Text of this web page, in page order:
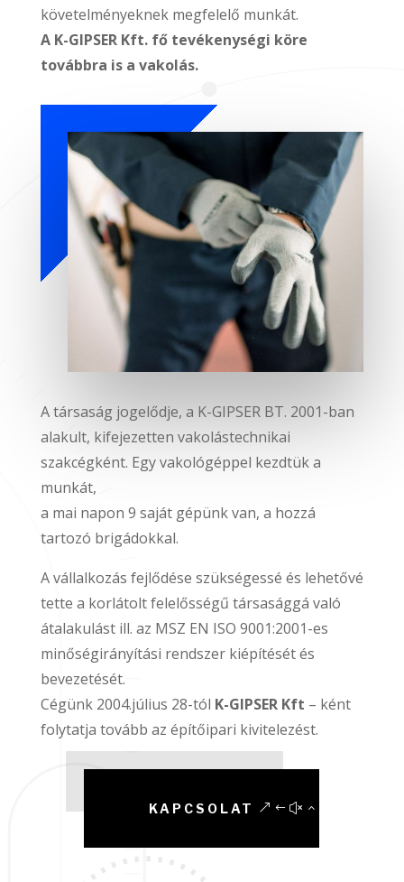
követelményeknek megfelelő munkát.
A K-GIPSER Kft. fő tevékenységi köre
továbbra is a vakolás.
A társaság jogelődje, a K-GIPSER BT. 2001-ban
alakult, kifejezetten vakolástechnikai
szakcégként. Egy vakológéppel kezdtük a
munkát,
a mai napon 9 saját gépünk van, a hozzá
tartozó brigádokkal.
A vállalkozás fejlődése szükségessé és lehetővé
tette a korlátolt felelősségű társasággá való
átalakulást ill. az MSZ EN ISO 9001:2001-es
minőségirányítási rendszer kiépítését és
bevezetését.
Cégünk 2004.július 28-tól K-GIPSER Kft – ként
folytatja tovább az építőipari kivitelezést.
KAPCSOLAT